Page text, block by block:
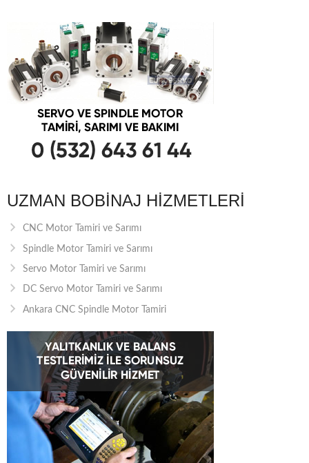
NAVIGATION
UZMAN BOBINAJ HIZMETLERI
CNC Motor Tamiri ve Sarımı
Spindle Motor Tamiri ve Sarımı
Servo Motor Tamiri ve Sarımı
DC Servo Motor Tamiri ve Sarımı
Ankara CNC Spindle Motor Tamiri